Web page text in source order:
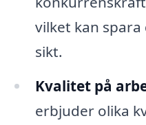
vilket kan
sikt.
Kvalitet på
erbjuder olika